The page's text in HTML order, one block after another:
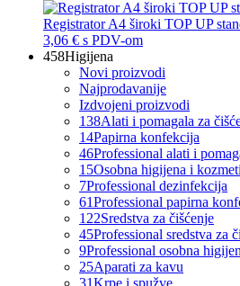
Registrator A4 široki TOP UP
3,06 € s PDV-om
458Higijena
Novi proizvodi
Najprodavanije
Izdvojeni proizvodi
138Alati i pomagala za
14Papirna konfekcija
46Professional alati i
15Osobna higijena i
7Professional dezinfekcija
61Professional papirna
122Sredstva za čišćenje
45Professional sredstva za
9Professional osobna
25Aparati za kavu
31Krpe i spužve